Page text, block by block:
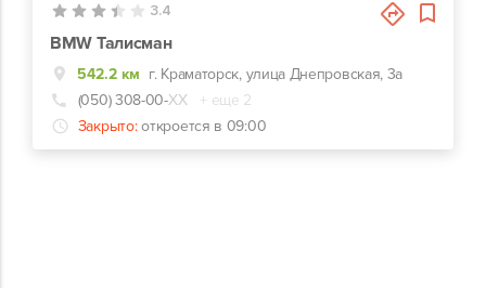
3.4
BMW Талисман
542.2 км г. Краматорск, улица Днепровская, 3а
(050) 308-00-ХХ
+ еще 2
Закрыто: откроется в 09:00